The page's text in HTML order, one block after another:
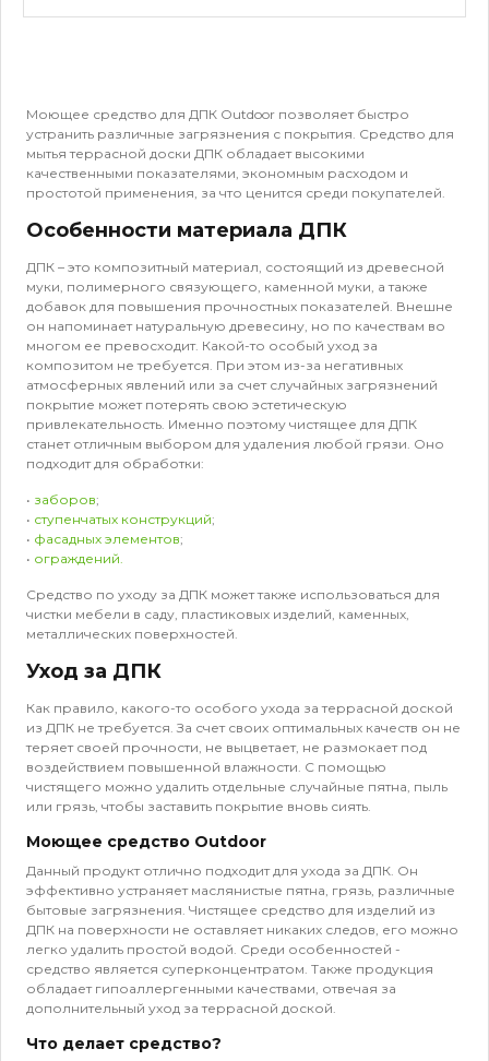
Моющее средство для ДПК Outdoor позволяет быстро
устранить различные загрязнения с покрытия. Средство для
мытья террасной доски ДПК обладает высокими
качественными показателями, экономным расходом и
простотой применения, за что ценится среди покупателей.
Особенности материала ДПК
ДПК – это композитный материал, состоящий из древесной
муки, полимерного связующего, каменной муки, а также
добавок для повышения прочностных показателей. Внешне
он напоминает натуральную древесину, но по качествам во
многом ее превосходит. Какой-то особый уход за
композитом не требуется. При этом из-за негативных
атмосферных явлений или за счет случайных загрязнений
покрытие может потерять свою эстетическую
привлекательность. Именно поэтому чистящее для ДПК
станет отличным выбором для удаления любой грязи. Оно
подходит для обработки:
• заборов;
• ступенчатых конструкций;
• фасадных элементов;
• ограждений.
Средство по уходу за ДПКможет также использоваться для
чистки мебели в саду, пластиковых изделий, каменных,
металлических поверхностей.
Уход за ДПК
Как правило, какого-то особого ухода за террасной доской
из ДПК не требуется. За счет своих оптимальных качеств он не
теряет своей прочности, не выцветает, не размокает под
воздействием повышенной влажности. С помощью
чистящего можно удалить отдельные случайные пятна, пыль
или грязь, чтобы заставить покрытие вновь сиять.
Моющее средство Outdoor
Данный продукт отлично подходит для ухода за ДПК. Он
эффективно устраняет маслянистые пятна, грязь, различные
бытовые загрязнения. Чистящее средство для изделий из
ДПК на поверхности не оставляет никаких следов, его можно
легко удалить простой водой. Среди особенностей -
средство является суперконцентратом. Также продукция
обладает гипоаллергенными качествами, отвечая за
дополнительный уход за террасной доской.
Что делает средство?